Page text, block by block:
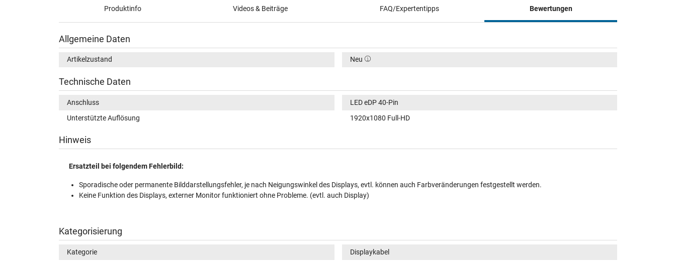
Produktinfo Videos & Beiträge FAQ/Expertentipps Bewertungen
Allgemeine Daten
Artikelzustand Neu
Technische Daten
Anschluss
LED eDP 40-Pin
Unterstützte Auflösung
1920x1080 Full-HD
Hinweis
Ersatzteil bei folgendem Fehlerbild:
Sporadische oder permanente Bilddarstellungsfehler, je nach Neigungswinkel des Displays, evtl. können auch Farbveränderungen festgestellt werden.
Keine Funktion des Displays, externer Monitor funktioniert ohne Probleme. (evtl. auch Display)
Kategorisierung
Kategorie
Displaykabel